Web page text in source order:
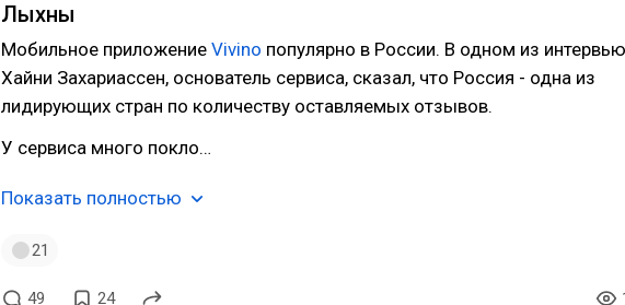
Лыхны
Мобильное приложение Vivino популярно в России. В одном из интервью
Хайни Захариассен, основатель сервиса, сказал, что Россия - одна из
лидирующих стран по количеству оставляемых отзывов.
У сервиса много покло…
Показать полностью
21
49 24